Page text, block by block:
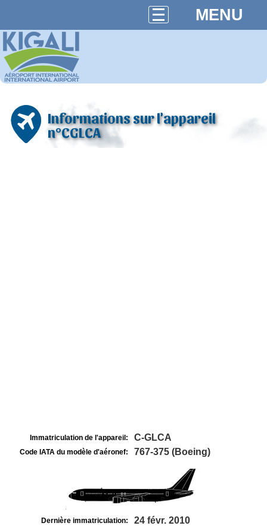
MENU
Informations sur l'appareil
n°CGLCA
Immatriculation de l'appareil: C-GLCA
Code IATA du modèle d'aéronef: 767-375 (Boeing)
Dernière immatriculation: 24 févr. 2010